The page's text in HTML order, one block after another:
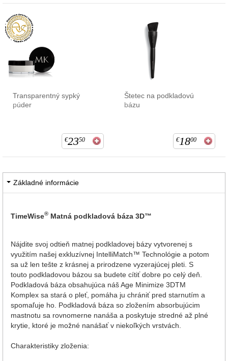
Transparentný sypký
púder
€2350
Štetec na podkladovú
bázu
€1800
Základné informácie
TimeWise® Matná podkladová báza 3D™
Nájdite svoj odtieň matnej podkladovej bázy vytvorenej s
využitím našej exkluzívnej IntelliMatch™ Technológie a potom
sa už len tešte z krásnej a prirodzene vyzerajúcej pleti. S
touto podkladovou bázou sa budete cítiť dobre po celý deň.
Podkladová báza obsahujúca náš Age Minimize 3DTM
Komplex sa stará o pleť, pomáha ju chrániť pred starnutím a
spomaľuje ho. Podkladová báza so zložením absorbujúcim
mastnotu sa rovnomerne nanáša a poskytuje stredné až plné
krytie, ktoré je možné nanášať v niekoľkých vrstvách.
Charakteristiky zloženia: